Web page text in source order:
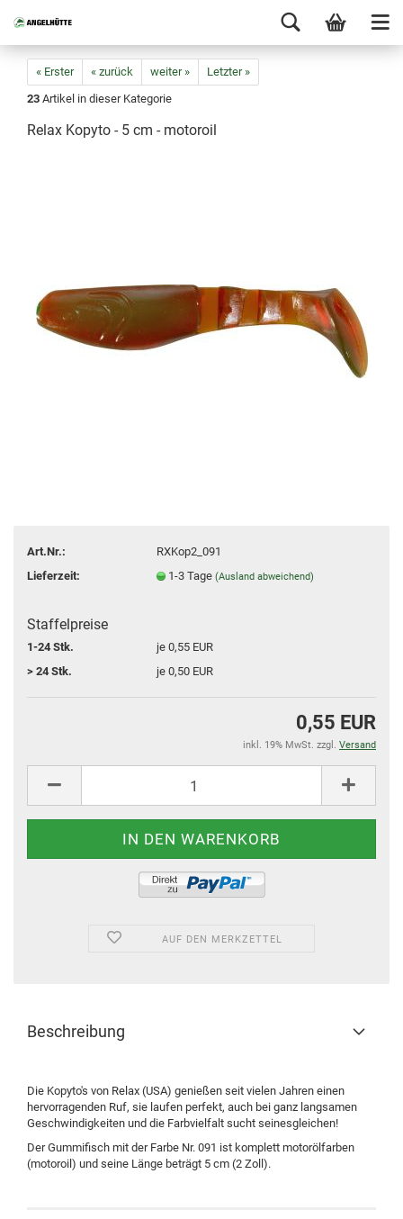
« Erster « zurück weiter »
Letzter »
23 Artikel in dieser Kategorie
Relax Kopyto - 5 cm - motoroil
Art.Nr.:
RXKop2_091
Lieferzeit:
1-3 Tage(Ausland abweichend)
Staffelpreise
1-24 Stk.
je 0,55 EUR
> 24 Stk.
je 0,50 EUR
0,55 EUR
inkl. 19% MwSt. zzgl. Versand
AUF DEN MERKZETTEL
Beschreibung
Die Kopyto's von Relax (USA) genießen seit vielen Jahren einen
hervorragenden Ruf, sie laufen perfekt, auch bei ganz langsamen
Geschwindigkeiten und die Farbvielfalt sucht seinesgleichen!
Der Gummifisch mit der Farbe Nr. 091 ist komplett motorölfarben
(motoroil) und seine Länge beträgt 5 cm (2 Zoll).